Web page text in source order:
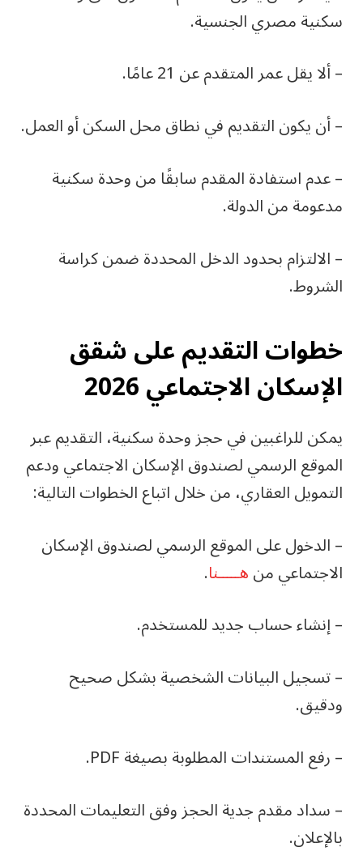
سكنية مصري الجنسية.
– ألا يقل عمر المتقدم عن 21 عامًا.
– أن يكون التقديم في نطاق محل السكن أو العمل.
– عدم استفادة المقدم سابقًا من وحدة سكنية
مدعومة من الدولة.
– الالتزام بحدود الدخل المحددة ضمن كراسة
الشروط.
خطوات التقديم على شقق
الإسكان الاجتماعي 2026
يمكن للراغبين في حجز وحدة سكنية، التقديم عبر
الموقع الرسمي لصندوق الإسكان الاجتماعي ودعم
التمويل العقاري، من خلال اتباع الخطوات التالية:
– الدخول على الموقع الرسمي لصندوق الإسكان
الاجتماعي منهـــــنا.
– إنشاء حساب جديد للمستخدم.
– تسجيل البيانات الشخصية بشكل صحيح
ودقيق.
– رفع المستندات المطلوبة بصيغة PDF.
– سداد مقدم جدية الحجز وفق التعليمات المحددة
بالإعلان.